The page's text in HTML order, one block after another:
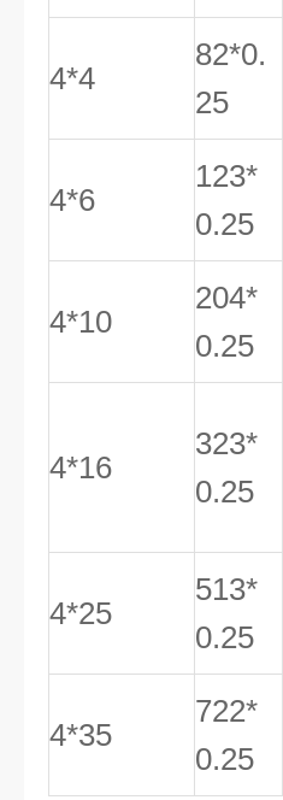
4*4
82*0.
25
4*6
123*
0.25
4*10
204*
0.25
4*16
323*
0.25
4*25
513*
0.25
4*35
722*
0.25